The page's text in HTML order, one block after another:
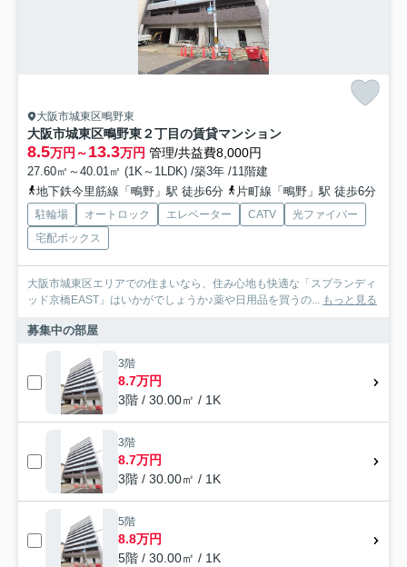
大阪市城東区鴫野東
大阪市城東区鴫野東２丁目の賃貸マンション
8.5万円～13.3万円 管理/共益費8,000円
27.60㎡～40.01㎡ (1K～1LDK) /築3年 /11階建
地下鉄今里筋線「鴫野」駅 徒歩6分
片町線「鴫野」駅 徒歩6分
駐輪場 オートロック エレベーター CATV
光ファイバー
宅配ボックス
大阪市城東区エリアでの住まいなら、住み心地も快適な「スプランディ
ッド京橋EAST」はいかがでしょうか♪薬や日用品を買うの... もっと見る
募集中の部屋
3階
8.7万円
3階 / 30.00㎡ / 1K
3階
8.7万円
3階 / 30.00㎡ / 1K
5階
8.8万円
5階 / 30.00㎡ / 1K